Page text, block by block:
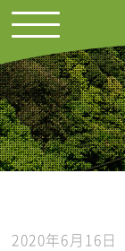
2020年6月16日